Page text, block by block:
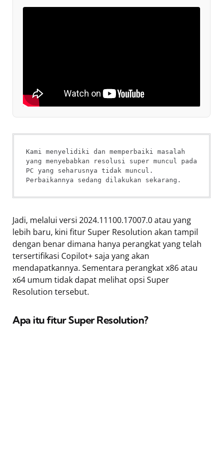
Kami menyelidiki dan memperbaiki masalah
yang menyebabkan resolusi super muncul pada
PC yang seharusnya tidak muncul.
Perbaikannya sedang dilakukan sekarang.
Jadi, melalui versi 2024.11100.17007.0 atau yang
lebih baru, kini fitur Super Resolution akan tampil
dengan benar dimana hanya perangkat yang telah
tersertifikasi Copilot+ saja yang akan
mendapatkannya. Sementara perangkat x86 atau
x64 umum tidak dapat melihat opsi Super
Resolution tersebut.
Apa itu fitur Super Resolution?